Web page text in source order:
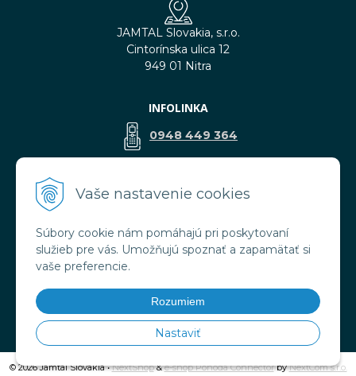
Vaše nastavenie cookies
Súbory cookie nám pomáhajú pri poskytovaní
služieb pre vás. Umožňujú spoznať a zapamätať si
vaše preferencie.
Rozumiem
Nastaviť
JAMTAL Slovakia, s.r.o.
Cintorínska ulica 12
949 01 Nitra
INFOLINKA
0948 449 364
VŠETKO O NÁKUPE
Obchodné podmienky
Doprava a platba
Ochrana osobných údajov
© 2026 Jamtal Slovakia •NextShop&e-shop Pohoda ConnectorbyNextCom s.r.o.